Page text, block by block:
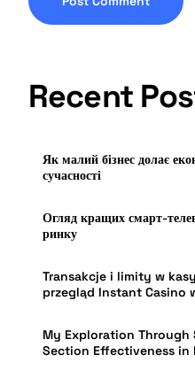
Recent
Як малий бізнес долає
сучасності
Огляд кращих смарт-
ринку
Transakcje i limity w
przegląd Instant Casino
My Exploration
Section Effectiveness in